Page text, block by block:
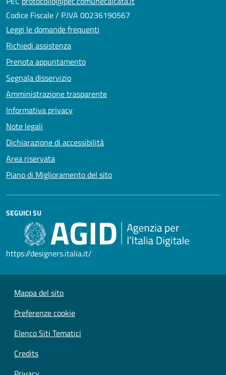
Codice Fiscale / P.IVA 00236190567
Leggi le domande frequenti
Richiedi assistenza
Prenota appuntamento
Segnala disservizio
Amministrazione trasparente
Informativa privacy
Note legali
Dichiarazione di accessibilità
Area riservata
Piano di Miglioramento del sito
SEGUICI SU
https://designers.italia.it/
Mappa del sito
Preferenze cookie
Elenco Siti Tematici
Credits